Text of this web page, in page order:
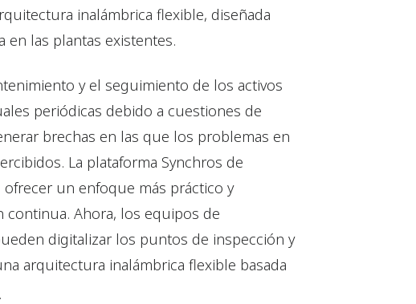
inalámbrica flexible, diseñada
en las plantas existentes.
y el seguimiento de los activos
periódicas debido a cuestiones de
brechas en las que los problemas en
La plataforma Synchros de
un enfoque más práctico y
continua. Ahora, los equipos de
digitalizar los puntos de inspección y
arquitectura inalámbrica flexible basada